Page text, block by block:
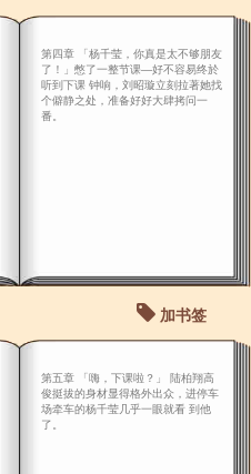
第四章 「杨千莹，你真是太不够朋友
了！」憋了一整节课―好不容易终於
听到下课 钟响，刘昭璇立刻拉著她找
个僻静之处，准备好好大肆拷问一
番。
加书签
第五章 「嗨，下课啦？」 陆柏翔高
俊挺拔的身材显得格外出众，进停车
场牵车的杨千莹几乎一眼就看 到他
了。